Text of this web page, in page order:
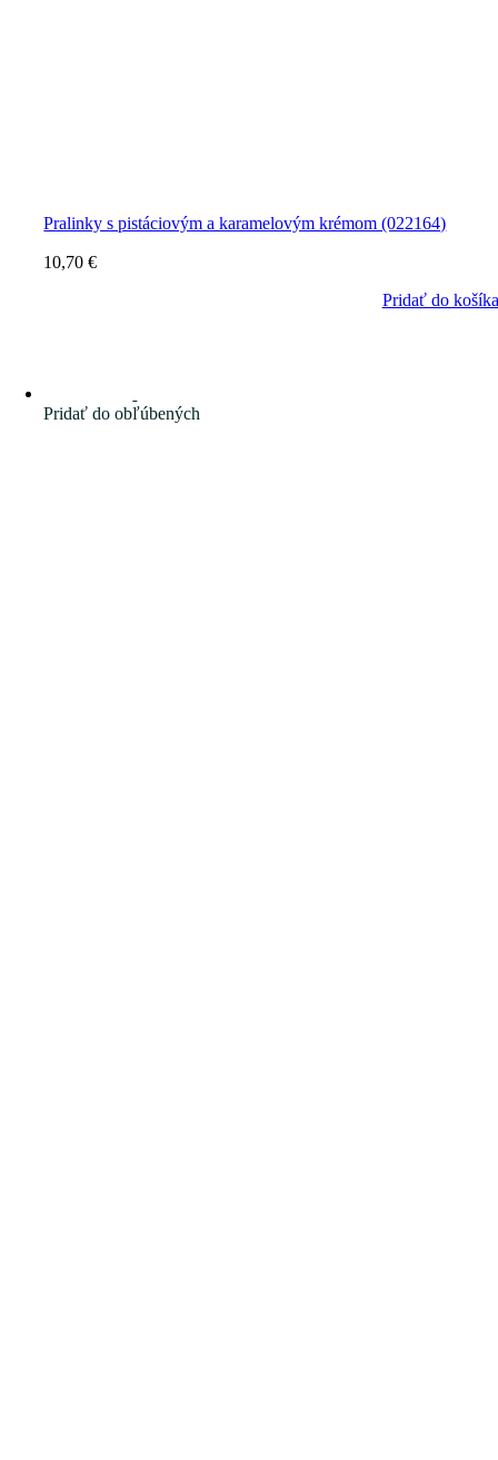
Pralinky s pistáciovým a karamelovým krémom (022164)
10,70€
Pridať do košíka
Pridať do obľúbených